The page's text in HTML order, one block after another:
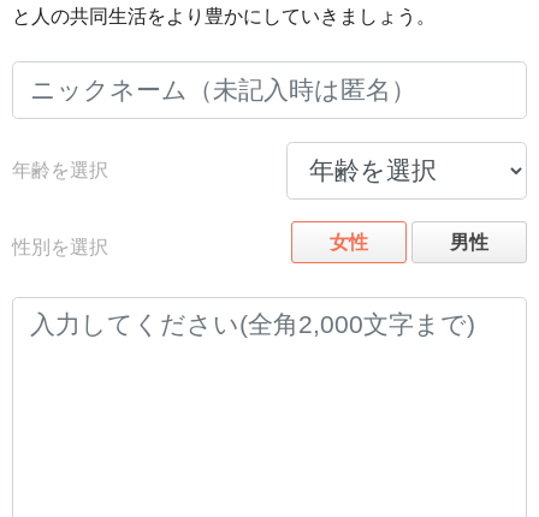
と人の共同生活をより豊かにしていきましょう。
年齢を選択
性別を選択 女性 男性